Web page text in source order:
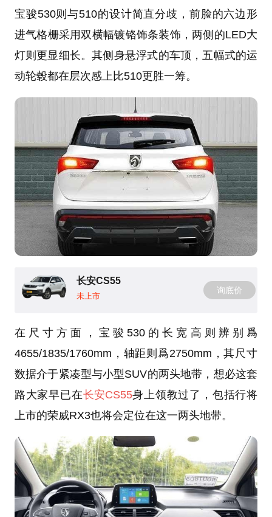
宝骏530则与510的设计简直分歧，前脸的六边形
进气格栅采用双横幅镀铬饰条装饰，两侧的LED大
灯则更显细长。其侧身悬浮式的车顶，五幅式的运
动轮毂都在层次感上比510更胜一筹。
长安CS55
未上市
询底价
在尺寸方面，宝骏530的长宽高则辨别爲
4655/1835/1760mm，轴距则爲2750mm，其尺寸
数据介于紧凑型与小型SUV的两头地带，想必这套
路大家早已在长安CS55身上领教过了，包括行将
上市的荣威RX3也将会定位在这一两头地带。